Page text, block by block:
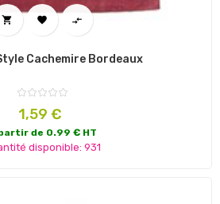
  
Cachemire Bordeaux
Prix
1,59 €
de 0.99 € HT
disponible: 931